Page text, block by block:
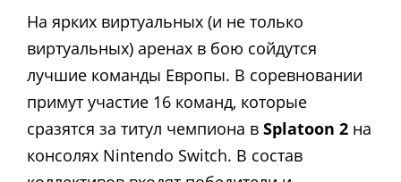
На ярких виртуальных (и не только
виртуальных) аренах в бою сойдутся
лучшие команды Европы. В соревновании
примут участие 16 команд, которые
сразятся за титул чемпиона в Splatoon 2 на
консолях Nintendo Switch. В состав